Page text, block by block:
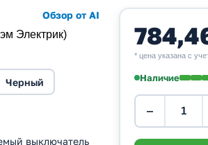
Обзор от AI
Электрик)
Черный
выключатель
* цена указана с
Наличие
−